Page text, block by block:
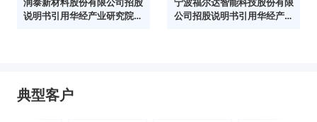
说明书引用华经产业研究院数
公司招股说明书引用华经产业
典型客户